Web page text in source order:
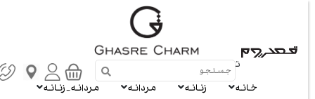
تعریف سبک تو
خانه زنانه مردانه مردانه - زنانه